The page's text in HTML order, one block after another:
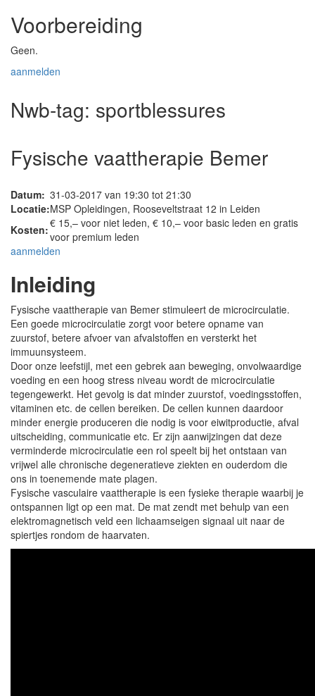
Voorbereiding
Geen.
aanmelden
Nwb-tag: sportblessures
Fysische vaattherapie Bemer
Datum: 31-03-2017 van 19:30 tot 21:30
Locatie:MSP Opleidingen, Rooseveltstraat 12 in Leiden
Kosten:€ 15,– voor niet leden, € 10,– voor basic leden en gratis
voor premium leden
aanmelden
Inleiding
Fysische vaattherapie van Bemer stimuleert de microcirculatie.
Een goede microcirculatie zorgt voor betere opname van
zuurstof, betere afvoer van afvalstoffen en versterkt het
immuunsysteem.
Door onze leefstijl, met een gebrek aan beweging, onvolwaardige
voeding en een hoog stress niveau wordt de microcirculatie
tegengewerkt. Het gevolg is dat minder zuurstof, voedingsstoffen,
vitaminen etc. de cellen bereiken. De cellen kunnen daardoor
minder energie produceren die nodig is voor eiwitproductie, afval
uitscheiding, communicatie etc. Er zijn aanwijzingen dat deze
verminderde microcirculatie een rol speelt bij het ontstaan van
vrijwel alle chronische degeneratieve ziekten en ouderdom die
ons in toenemende mate plagen.
Fysische vasculaire vaattherapie is een fysieke therapie waarbij je
ontspannen ligt op een mat. De mat zendt met behulp van een
elektromagnetisch veld een lichaamseigen signaal uit naar de
spiertjes rondom de haarvaten.